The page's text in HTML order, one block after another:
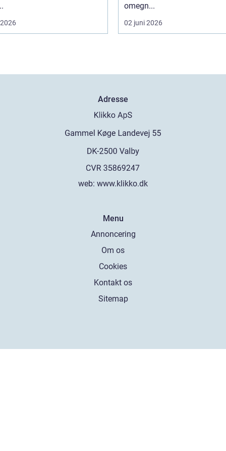
omegn...
02 juni 2026
Adresse
web: www.klikko.dk
Menu
Annoncering
Om os
Cookies
Kontakt os
Sitemap